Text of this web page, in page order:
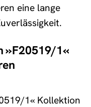
eine lange
»F20519/1«
1« Kollektion